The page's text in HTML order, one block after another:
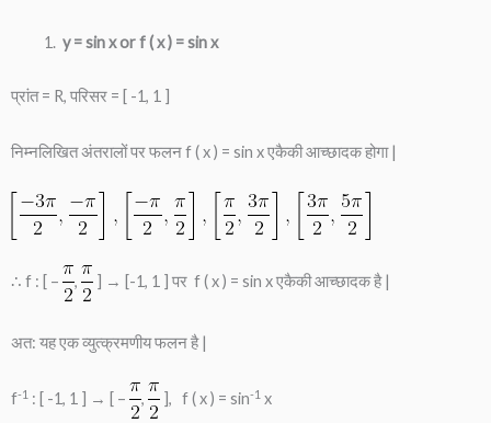
y = sin x or f ( x ) = sin x
प्रांत = R, परिसर = [ -1, 1 ]
निम्नलिखित अंतरालों पर फलन f ( x ) = sin x एकैकी आच्छादक होगा |
∴ f : [ – , ] → [-1, 1 ] पर f ( x ) = sin x एकैकी आच्छादक है |
अत: यह एक व्युत्क्रमणीय फलन है |
f-1 : [ -1, 1 ] → [ – , ], f ( x ) = sin-1 x